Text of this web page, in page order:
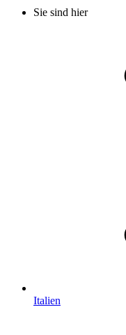
Sie sind hier
Italien